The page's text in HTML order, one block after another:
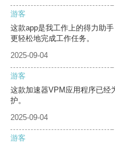
游客
这款app是我工作上的得力助
更轻松地完成工作任务。
2025-09-04
游客
这款加速器VPM应用程序已经
护。
2025-09-04
游客